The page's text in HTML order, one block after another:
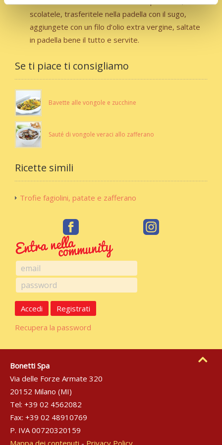
scolatele, trasferitele nella padella con il sugo,
aggiungete con un filo d’olio extra vergine, saltate
in padella bene il tutto e servite.
Se ti piace ti consigliamo
Bavette alle vongole e zucchine
Sauté di vongole veraci allo zafferano
Ricette simili
Trofie fagiolini, patate e zafferano
Accedi
Registrati
Recupera la password
Bonetti Spa
Via delle Forze Armate 320
20152 Milano (MI)
Tel: +39 02 4562082
Fax: +39 02 48910769
P. IVA 00720320159
Mappa dei contenuti - Privacy Policy